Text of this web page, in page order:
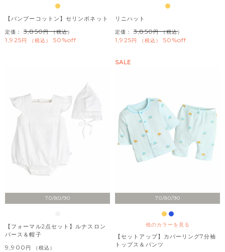
【バンブーコットン】セリンボネット
定価： 3,850 （税込）
1,925 税込 50%off
リニハット
定価： 3,850 （税込）
1,925 税込 50%off
70/80/90
【フォーマル2点セット】ルナスロン
パース＆帽子
9,900 税込
70/80/90
他のカラーを見る
SALE
【セットアップ】カバーリング7分袖
トップス＆パンツ